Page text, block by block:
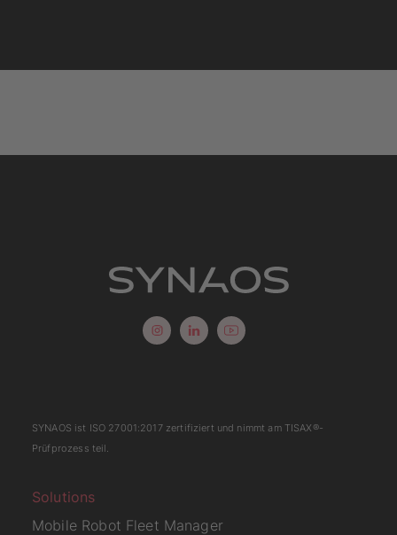
Solutions
Mobile Robot Fleet Manager
SYNAOS ist ISO 27001:2017zertifiziert und nimmt am TISAX®-
Prüfprozess teil.